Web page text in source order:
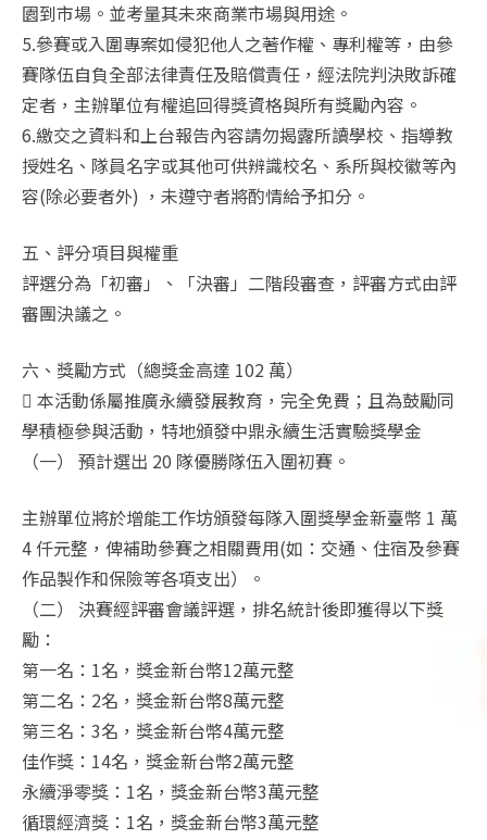
園到市場。並考量其未來商業市場與用途。
5.參賽或入圍專案如侵犯他人之著作權、專利權等，由參
賽隊伍自負全部法律責任及賠償責任，經法院判決敗訴確
定者，主辦單位有權追回得獎資格與所有獎勵內容。
6.繳交之資料和上台報告內容請勿揭露所讀學校、指導教
授姓名、隊員名字或其他可供辨識校名、系所與校徽等內
容(除必要者外) ，未遵守者將酌情給予扣分。
五、評分項目與權重
評選分為「初審」、「決審」二階段審查，評審方式由評
審團決議之。
六、獎勵方式（總獎金高達 102 萬）
 本活動係屬推廣永續發展教育，完全免費；且為鼓勵同
學積極參與活動，特地頒發中鼎永續生活實驗獎學金
（一） 預計選出 20 隊優勝隊伍入圍初賽。
主辦單位將於增能工作坊頒發每隊入圍獎學金新臺幣 1 萬
4 仟元整，俾補助參賽之相關費用(如：交通、住宿及參賽
作品製作和保險等各項支出）。
（二） 決賽經評審會議評選，排名統計後即獲得以下獎
勵：
第一名：1名，獎金新台幣12萬元整
第二名：2名，獎金新台幣8萬元整
第三名：3名，獎金新台幣4萬元整
佳作獎：14名，獎金新台幣2萬元整
永續淨零獎：1名，獎金新台幣3萬元整
循環經濟獎：1名，獎金新台幣3萬元整